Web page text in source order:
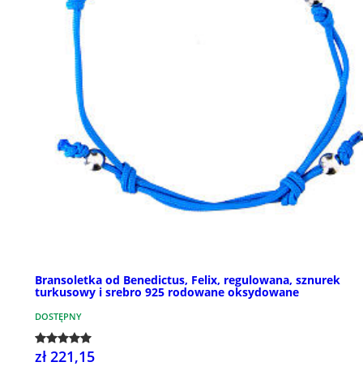
Bransoletka od Benedictus, Felix, regulowana, sznurek
turkusowy i srebro 925 rodowane oksydowane
DOSTĘPNY
zł 221,15